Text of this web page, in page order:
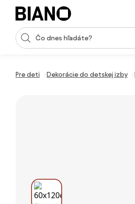
Preskočiť navigáciu, prejsť na obsah
Vstup pre vyhľadávanie
Pre deti Dekorácie do detskej izby